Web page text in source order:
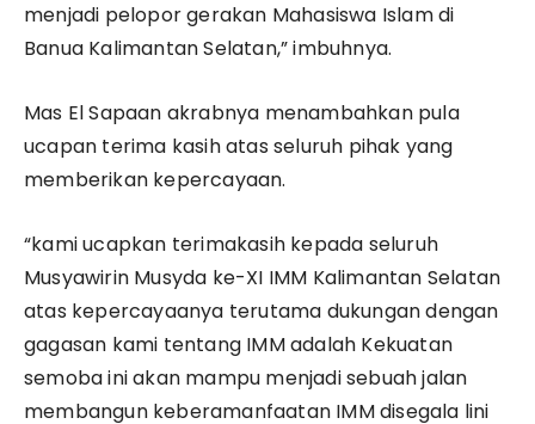
menjadi pelopor gerakan Mahasiswa Islam di
Banua Kalimantan Selatan,” imbuhnya.
Mas El Sapaan akrabnya menambahkan pula
ucapan terima kasih atas seluruh pihak yang
memberikan kepercayaan.
“kami ucapkan terimakasih kepada seluruh
Musyawirin Musyda ke-XI IMM Kalimantan Selatan
atas kepercayaanya terutama dukungan dengan
gagasan kami tentang IMM adalah Kekuatan
semoba ini akan mampu menjadi sebuah jalan
membangun keberamanfaatan IMM disegala lini